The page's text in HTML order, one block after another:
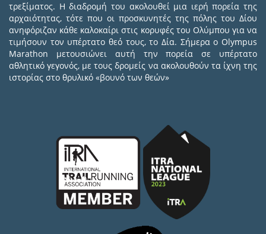
τρεξίματος. Η διαδρομή του ακολουθεί μια ιερή πορεία της
αρχαιότητας, τότε που οι προσκυνητές της πόλης του Δίου
ανηφόριζαν κάθε καλοκαίρι στις κορυφές του Ολύμπου για να
τιμήσουν τον υπέρτατο θεό τους, το Δία. Σήμερα ο Olympus
Marathon μετουσιώνει αυτή την πορεία σε υπέρτατο
αθλητικό γεγονός, με τους δρομείς να ακολουθούν τα ίχνη της
ιστορίας στο θρυλικό «βουνό των θεών»